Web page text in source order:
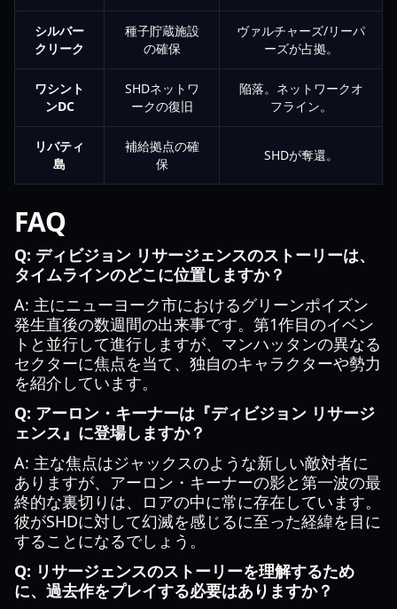
シルバー
クリーク
種子貯蔵施設
の確保
ヴァルチャーズ/リーパ
ーズが占拠。
ワシント
ンDC
SHDネットワ
ークの復旧
陥落。ネットワークオ
フライン。
リバティ
島
補給拠点の確
保
SHDが奪還。
FAQ
Q: ディビジョン リサージェンスのストーリーは、
タイムラインのどこに位置しますか？
A: 主にニューヨーク市におけるグリーンポイズン
発生直後の数週間の出来事です。第1作目のイベン
トと並行して進行しますが、マンハッタンの異なる
セクターに焦点を当て、独自のキャラクターや勢力
を紹介しています。
Q: アーロン・キーナーは『ディビジョン リサージ
ェンス』に登場しますか？
A: 主な焦点はジャックスのような新しい敵対者に
ありますが、アーロン・キーナーの影と第一波の最
終的な裏切りは、ロアの中に常に存在しています。
彼がSHDに対して幻滅を感じるに至った経緯を目に
することになるでしょう。
Q: リサージェンスのストーリーを理解するため
に、過去作をプレイする必要はありますか？